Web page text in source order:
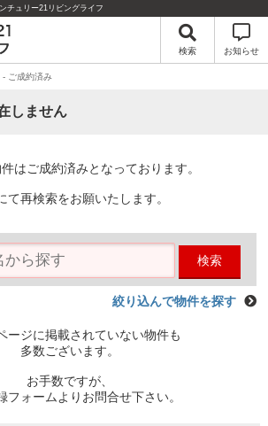
チュリー21リビングライフ
検索 お知らせ
- ご成約済み
しません
はご成約済みとなっております。
て再検索をお願いたします。
検索
絞り込んで物件を探す
ージに掲載されていない物件も
多数ございます。
お手数ですが、
フォームよりお問合せ下さい。